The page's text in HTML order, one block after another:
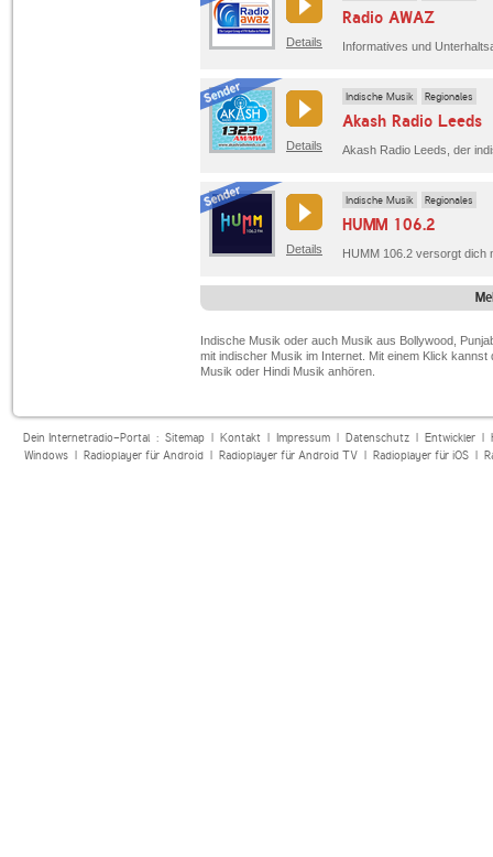
Details
Radio AWAZ
Informatives und
Details
Indische Musik Regionales
Akash Radio Leeds
Akash Radio Leeds, der
Details
Indische Musik Regionales
HUMM 106.2
Indische Musik oder auch Musik aus Bollywood,
mit indischer Musik im Internet. Mit einem Klick
Musik oder Hindi Musik anhören.
Dein Internetradio-Portal : Sitemap| Kontakt| Impressum| Datenschutz| Entwickler|
Windows| Radioplayer für Android| Radioplayer für Android TV| Radioplayer für iOS|